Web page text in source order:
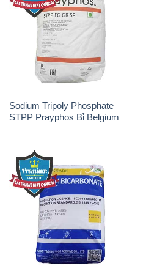
Sodium Tripoly Phosphate –
STPP Prayphos Bỉ Belgium